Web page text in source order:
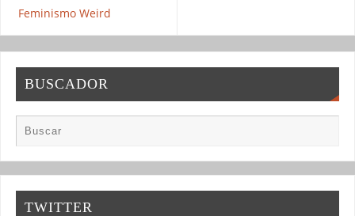
Feminismo Weird
BUSCADOR
TWITTER